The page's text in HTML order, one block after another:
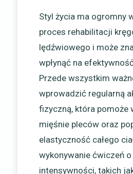
Styl życia ma ogromny
proces rehabilitacji
lędźwiowego i może
wpłynąć na
Przede wszystkim
wprowadzić regularną
fizyczną, która pomoże
mięśnie pleców oraz
elastyczność całego
wykonywanie ćwiczeń
intensywności, takich